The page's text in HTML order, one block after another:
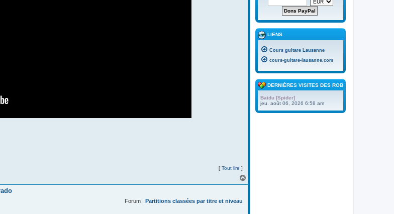
[ Tout lire ]
a
Forum : Partitions classées par titre et niveau
LIENS
Cours guitare Lausanne
cours-guitare-lausanne.com
DERNIÈRES VISITES DES ROBOTS
Baidu [Spider]
jeu. août 06, 2026 6:58 am